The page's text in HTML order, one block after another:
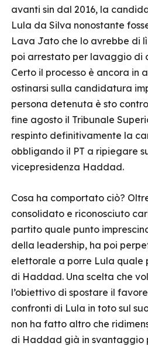
avanti sin dal 2016, la
Lula da Silva nonostante
Lava Jato che lo avrebbe di
poi arrestato per lavaggio di
Certo il processo è ancora in
ostinarsi sulla candidatura
persona detenuta è sto
fine agosto il Tribunale
respinto definitivamente la
obbligando il PT a ripiegare
vicepresidenza Haddad.
Cosa ha comportato ciò?
consolidato e riconosciuto
partito quale punto
della leadership, ha poi
elettorale a porre Lula quale
di Haddad. Una scelta che
l’obiettivo di spostare il
confronti di Lula in toto sul
non ha fatto altro che
di Haddad già in svantaggio